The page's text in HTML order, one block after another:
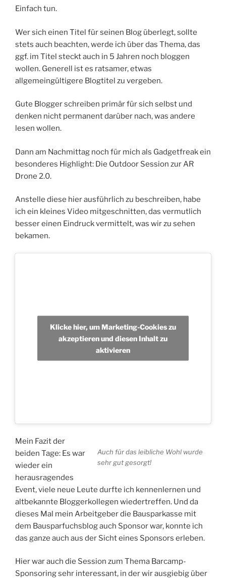
Einfach tun.
Wer sich einen Titel für seinen Blog überlegt, sollte
stets auch beachten, werde ich über das Thema, das
ggf. im Titel steckt auch in 5 Jahren noch bloggen
wollen. Generell ist es ratsamer, etwas
allgemeingültigere Blogtitel zu vergeben.
Gute Blogger schreiben primär für sich selbst und
denken nicht permanent darüber nach, was andere
lesen wollen.
Dann am Nachmittag noch für mich als Gadgetfreak ein
besonderes Highlight: Die Outdoor Session zur AR
Drone 2.0.
Anstelle diese hier ausführlich zu beschreiben, habe
ich ein kleines Video mitgeschnitten, das vermutlich
besser einen Eindruck vermittelt, was wir zu sehen
bekamen.
Klicke hier, um Marketing-Cookies zu
akzeptieren und diesen Inhalt zu
aktivieren
Auch für das leibliche Wohl wurde
sehr gut gesorgt!
Mein Fazit der
beiden Tage: Es war
wieder ein
herausragendes
Event, viele neue Leute durfte ich kennenlernen und
altbekannte Bloggerkollegen wiedertreffen. Und da
dieses Mal mein Arbeitgeber die Bausparkasse mit
dem Bausparfuchsblog auch Sponsor war, konnte ich
das ganze auch aus der Sicht eines Sponsors erleben.
Hier war auch die Session zum Thema Barcamp-
Sponsoring sehr interessant, in der wir ausgiebig über